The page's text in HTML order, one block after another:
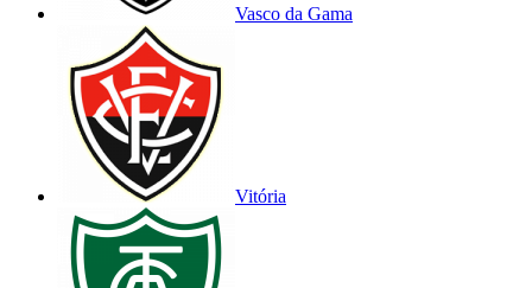
Vasco da Gama
Vitória